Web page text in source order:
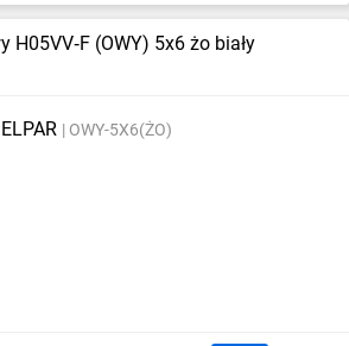
H05VV‑F (OWY) 5x6 żo biały
ELPAR OWY-5X6(ŻO)